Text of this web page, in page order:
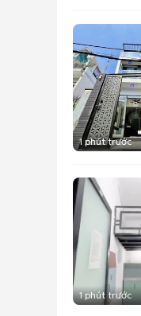
1 phút trước
1 phút trước